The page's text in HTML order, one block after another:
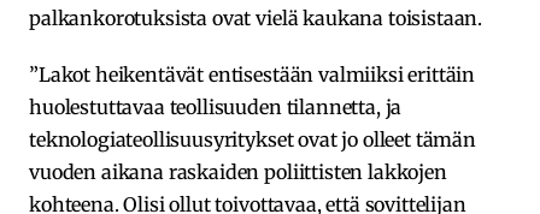
palkankorotuksista ovat vielä kaukana toisistaan.
”Lakot heikentävät entisestään valmiiksi erittäin
huolestuttavaa teollisuuden tilannetta, ja
teknologiateollisuusyritykset ovat jo olleet tämän
vuoden aikana raskaiden poliittisten lakkojen
kohteena. Olisi ollut toivottavaa, että sovittelijan